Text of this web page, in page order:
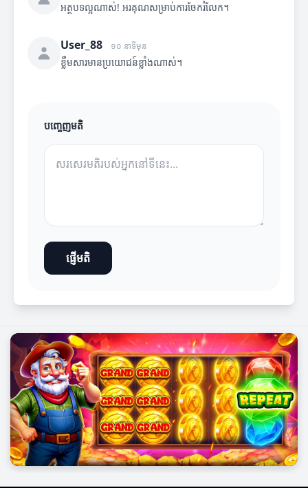
អត្ថបទល្អណាស់! អរគុណសម្រាប់ការចែករំលែក។
User_88 ១០ នាទីមុន
ខ្លឹមសារមានប្រយោជន៍ខ្លាំងណាស់។
បញ្ចេញមតិ
ផ្ញើមតិ